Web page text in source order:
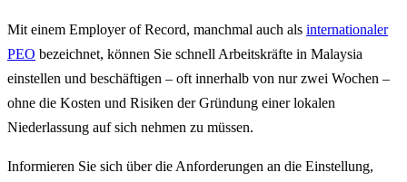
Mit einem Employer of Record, manchmal auch als internationaler
PEO bezeichnet, können Sie schnell Arbeitskräfte in Malaysia
einstellen und beschäftigen – oft innerhalb von nur zwei Wochen –
ohne die Kosten und Risiken der Gründung einer lokalen
Niederlassung auf sich nehmen zu müssen.
Informieren Sie sich über die Anforderungen an die Einstellung,